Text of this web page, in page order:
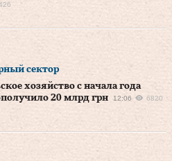
сектор
хозяйство с начала года
20 млрд грн
12:06 6820